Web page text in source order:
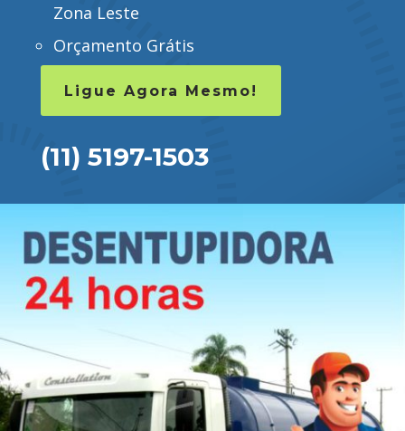
Zona Leste
Orçamento Grátis
Ligue Agora Mesmo!
(11) 5197-1503